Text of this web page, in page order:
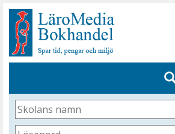
Gå
sidinnehåll
Skolans
namn
Lösenord